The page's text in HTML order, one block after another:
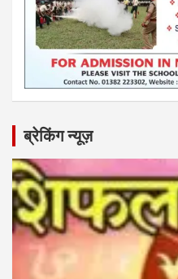
ब्रेकिंग न्यूज़